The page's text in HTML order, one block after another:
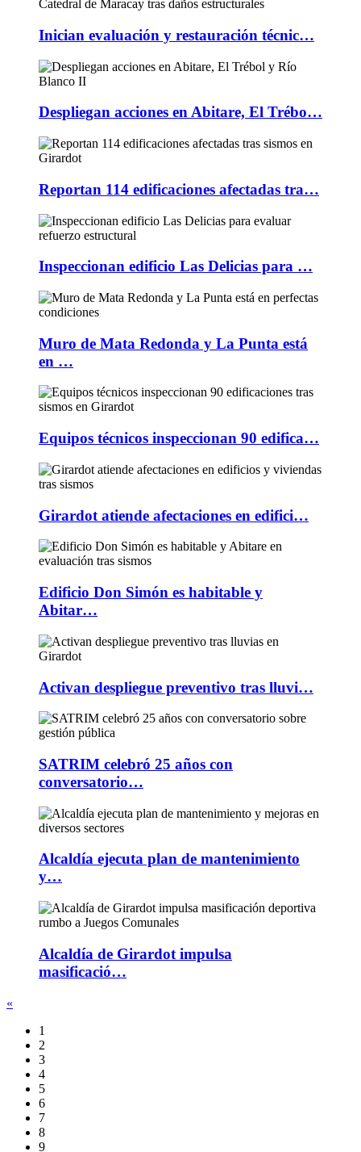
Inician evaluación y restauración técnic…
Despliegan acciones en Abitare, El Trébo…
Reportan 114 edificaciones afectadas tra…
Inspeccionan edificio Las Delicias para …
Muro de Mata Redonda y La Punta está
en …
Equipos técnicos inspeccionan 90 edifica…
Girardot atiende afectaciones en edifici…
Edificio Don Simón es habitable y
Abitar…
Activan despliegue preventivo tras lluvi…
SATRIM celebró 25 años con
conversatorio…
Alcaldía ejecuta plan de mantenimiento
y…
Alcaldía de Girardot impulsa
masificació…
«
1
2
3
4
5
6
7
8
9